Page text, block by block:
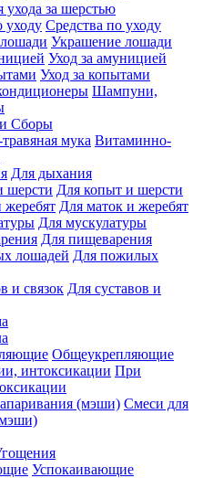
ухода за шерстью
Средства по уходу
Украшение лошади
Уход за амуницией
Уход за копытами
Шампуни,
Сборы
Витаминно-
Для дыхания
Для копыт и шерсти
Для маток и жеребят
Для мускулатуры
Для пищеварения
Для пожилых
Для суставов и
Общеукрепляющие
При
Смеси для
Успокаивающие